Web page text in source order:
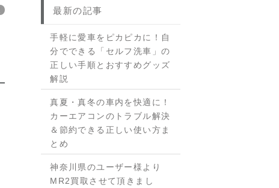
最新の記事
手軽に愛車をピカピカに！自
分でできる「セルフ洗車」の
正しい手順とおすすめグッズ
解説
真夏・真冬の車内を快適に！
カーエアコンのトラブル解決
＆節約できる正しい使い方ま
とめ
神奈川県のユーザー様より
MR2買取させて頂きまし